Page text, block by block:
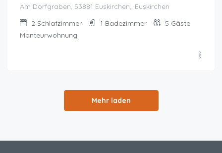
Am Dorfgraben, 53881 Euskirchen,, Euskirchen
2 Schlafzimmer 1 Badezimmer 5 Gäste
Monteurwohnung
Mehr laden